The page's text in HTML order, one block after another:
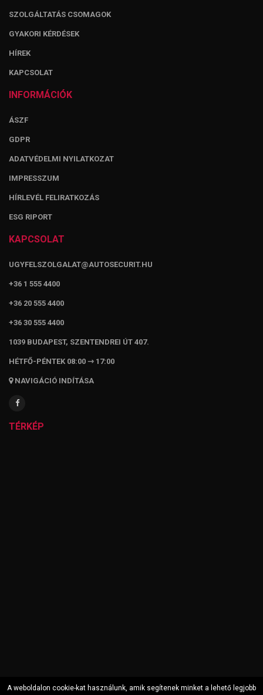
SZOLGÁLTATÁS CSOMAGOK
GYAKORI KÉRDÉSEK
HÍREK
KAPCSOLAT
INFORMÁCIÓK
ÁSZF
GDPR
ADATVÉDELMI NYILATKOZAT
IMPRESSZUM
HÍRLEVÉL FELIRATKOZÁS
ESG RIPORT
KAPCSOLAT
UGYFELSZOLGALAT@AUTOSECURIT.HU
+36 1 555 4400
+36 20 555 4400
+36 30 555 4400
1039 BUDAPEST, SZENTENDREI ÚT 407.
HÉTFŐ-PÉNTEK 08:00 ⇾ 17:00
NAVIGÁCIÓ INDÍTÁSA
TÉRKÉP
A weboldalon cookie-kat használunk, amik segítenek minket a lehető legjobb